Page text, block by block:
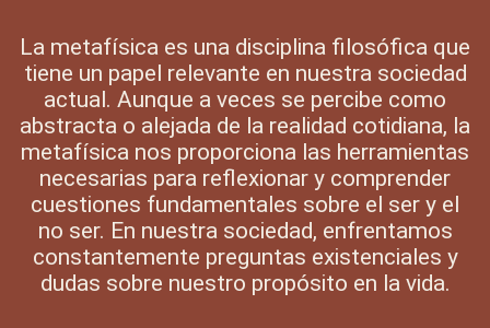
La metafísica es una disciplina filosófica que
tiene un papel relevante en nuestra sociedad
actual. Aunque a veces se percibe como
abstracta o alejada de la realidad cotidiana, la
metafísica nos proporciona las herramientas
necesarias para reflexionar y comprender
cuestiones fundamentales sobre el ser y el
no ser. En nuestra sociedad, enfrentamos
constantemente preguntas existenciales y
dudas sobre nuestro propósito en la vida.